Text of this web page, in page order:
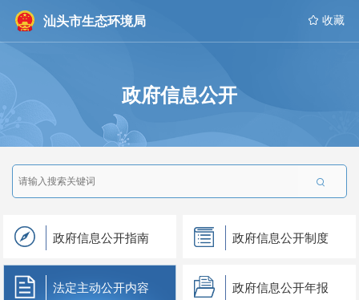
汕头市生态环境局  收藏
政府信息公开

政府信息公开指南 政府信息公开制度
法定主动公开内容 政府信息公开年报